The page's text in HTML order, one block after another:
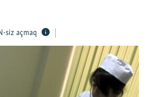
siz açmaq